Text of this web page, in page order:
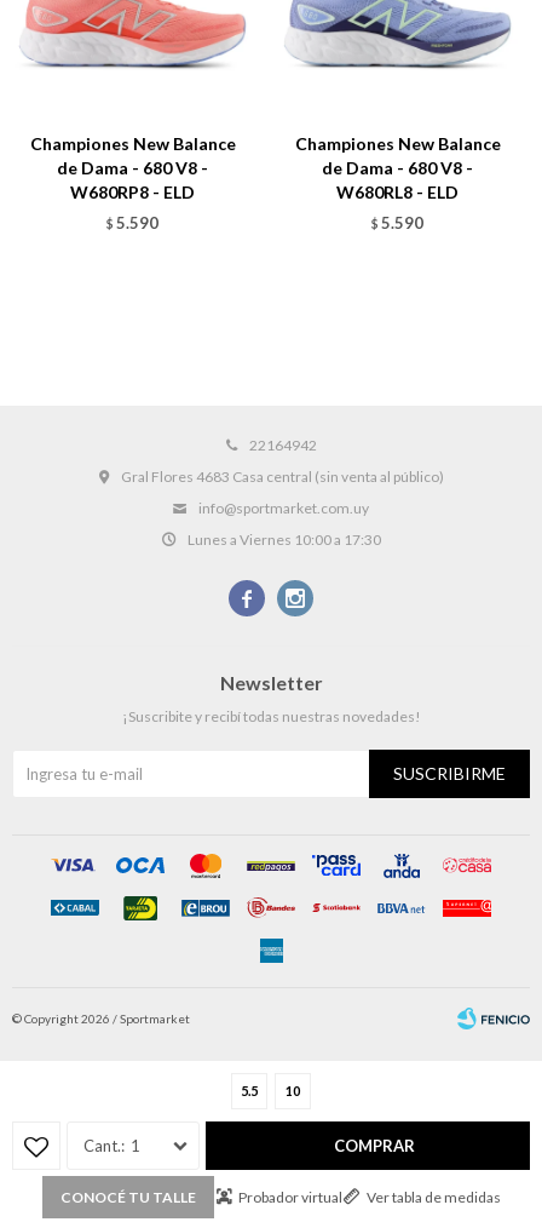
5.5 10
1 COMPRAR
CONOCÉ TU TALLE Probador virtual Ver tabla de medidas
Championes New Balance
de Dama - 680 V8 -
W680RP8 - ELD
$ 5.590
Championes New Balance
de Dama - 680 V8 -
W680RL8 - ELD
$ 5.590
22164942
Gral Flores 4683 Casa central (sin venta al público)
info@sportmarket.com.uy
Lunes a Viernes 10:00 a 17:30
 
Newsletter
¡Suscribite y recibí todas nuestras novedades!
SUSCRIBIRME
© Copyright 2026 / Sportmarket